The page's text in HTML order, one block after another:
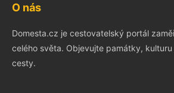
O nás
Domesta.cz je cestovatelský portál
celého světa. Objevujte památky,
cesty.